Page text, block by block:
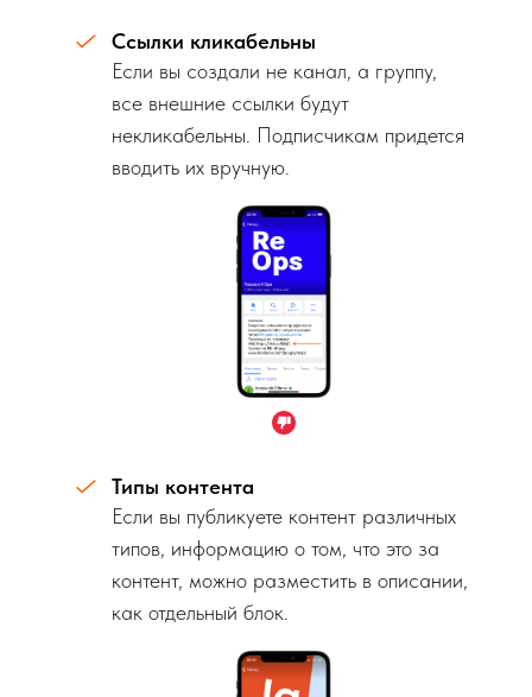
Ссылки кликабельны
Если вы создали не канал, а группу,
все внешние ссылки будут
некликабельны. Подписчикам придется
вводить их вручную.
Типы контента
Если вы публикуете контент различных
типов, информацию о том, что это за
контент, можно разместить в описании,
как отдельный блок.